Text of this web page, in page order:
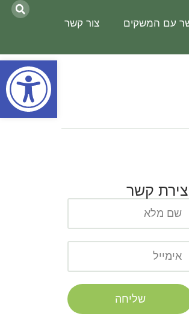
עם המשקים צור קשר
קשר
שליחה
פתח סרגל נגישות